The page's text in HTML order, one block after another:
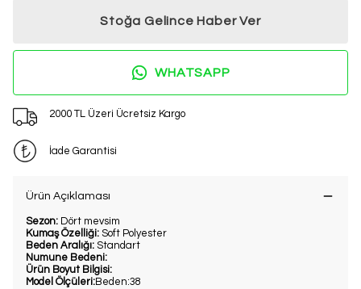
Stoğa Gelince Haber Ver
WHATSAPP
2000 TL Üzeri Ücretsiz Kargo
İade Garantisi
Ürün Açıklaması
Sezon: Dört mevsim
Kumaş Özelliği: Soft Polyester
Beden Aralığı: Standart
Numune Bedeni:
Ürün Boyut Bilgisi:
Model Ölçüleri:Beden:38